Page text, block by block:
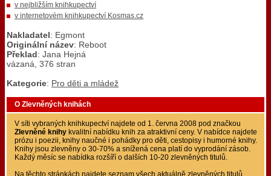
v nejbližším knihkupectví
v internetovém knihkupectví Kosmas.cz
Nakladatel: Egmont
Originální název: Reboot
Překlad: Jana Hejná
vázaná, 376 stran
Kategorie: Pro děti a mládež
O Zlevněných knihách
V síti vybraných knihkupectví najdete od 1. června 2008 pod značkou
Zlevněné knihy kvalitní nabídku knih za atraktivní ceny. V nabídce najdete
prózu i poezii, knihy naučné i pohádky pro děti, cestopisy i humorné knihy.
Knihy jsou zlevněny o 30-70% a snížená cena platí do vyprodání zásob.
Každý měsíc se nabídka rozšíří o dalších 10-20 zlevněných titulů.
Na těchto stránkách najdete seznam všech aktuálně zlevněných titulů,